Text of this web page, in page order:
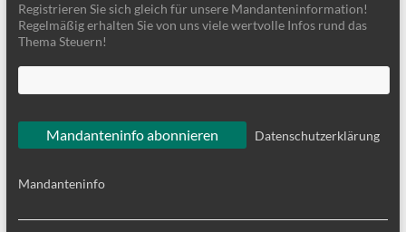
Registrieren Sie sich gleich für unsere Mandanteninformation!
Regelmäßig erhalten Sie von uns viele wertvolle Infos rund das
Thema Steuern!
Datenschutzerklärung
Mandanteninfo